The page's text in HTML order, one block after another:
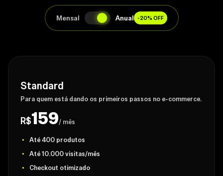
Mensal Anual -20% OFF
Standard
Para quem está dando os primeiros passos no e-commerce.
R$159/ mês
Até 400 produtos
Até 10.000 visitas/mês
Checkout otimizado